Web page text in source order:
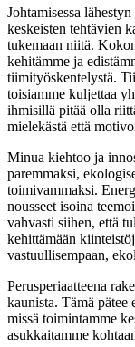
Johtamisessa
keskeisten tehtävien
tukemaan niitä.
kehitämme ja
tiimityöskentelystä.
toisiamme kuljettaa
ihmisillä pitää olla
mielekästä että
Minua kiehtoo ja
paremmaksi,
toimivammaksi.
nousseet isoina
vahvasti siihen, että
kehittämään
vastuullisempaan,
Perusperiaatteena
kaunista. Tämä
missä toimintamme
asukkaitamme